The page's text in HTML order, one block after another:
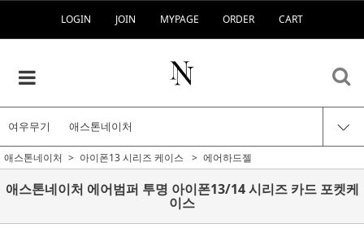
LOGIN JOIN MYPAGE ORDER CART
여우무기 애스톤네이처
애스톤네이처 아이폰13 시리즈 케이스 에어하드젤
애스톤네이처 에어범퍼 투명 아이폰13/14 시리즈 카드 포켓케
이스